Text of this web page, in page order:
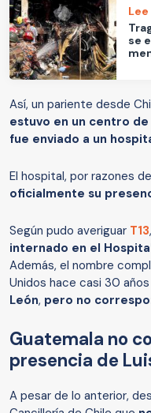
se
Así, un pariente desde
estuvo en un centro
fue enviado a un
El hospital, por razones
oficialmente su
Según pudo averiguar T13
internado en el
Además, el nombre
Unidos hace casi 30
León, pero no
Guatemala no
presencia de
A pesar de lo anterior,